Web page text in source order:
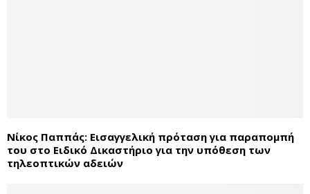
Νίκος Παππάς: Εισαγγελική πρόταση για παραπομπή
του στο Ειδικό Δικαστήριο για την υπόθεση των
τηλεοπτικών αδειών